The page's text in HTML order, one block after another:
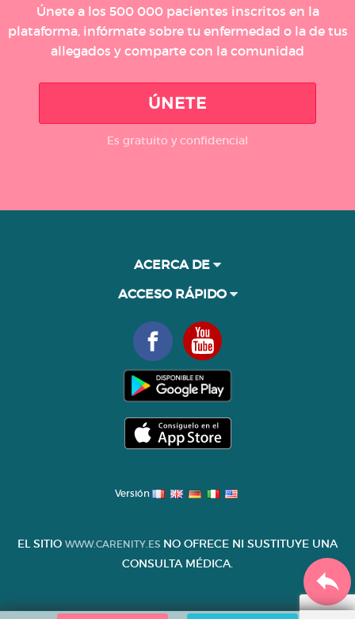
Únete a los 500 000 pacientes inscritos en la
plataforma, infórmate sobre tu enfermedad o la de tus
allegados y comparte con la comunidad
ÚNETE
Es gratuito y confidencial
ACERCA DE
ACCESO RÁPIDO
Versión
EL SITIO WWW.CARENITY.ES NO OFRECE NI SUSTITUYE UNA
CONSULTA MÉDICA.